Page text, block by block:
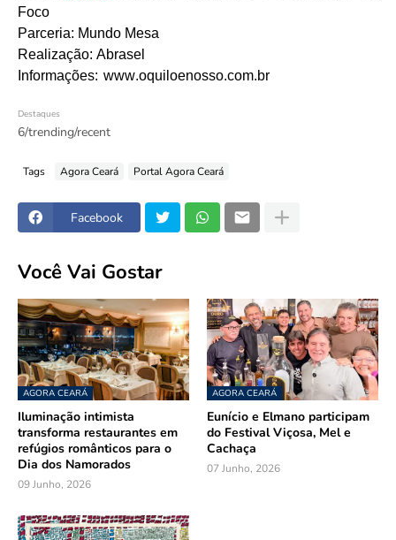
Foco
Parceria: Mundo Mesa
Realização: Abrasel
Informações: www.oquiloenosso.com.br
Destaques
6/trending/recent
Tags Agora Ceará Portal Agora Ceará
Facebook
Você Vai Gostar
AGORA CEARÁ
Iluminação intimista
transforma restaurantes em
refúgios românticos para o
Dia dos Namorados
09 Junho, 2026
AGORA CEARÁ
Eunício e Elmano participam
do Festival Viçosa, Mel e
Cachaça
07 Junho, 2026